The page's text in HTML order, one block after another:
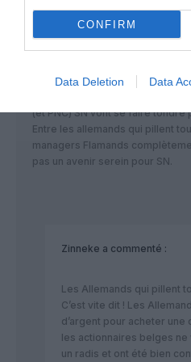
CONFIRM
Data Deletion Data
Franza commenté :
L’ambiance est au plus bas chez
pas dans une ambiance
(et PNC) SN vont se faire tondre
Entre les allemands qui pillent
managers Flamands
pas un avenir serein pour SN.
Zinneke a commenté :
Les Allemands qui pillent
C’est vite dit ! Les
d’argent pour acheter une
les actionnaires belges
un radis et ont été bien